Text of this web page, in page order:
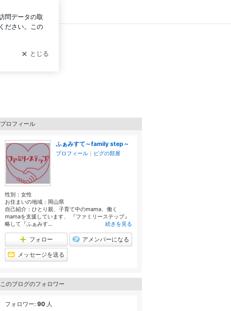
ログイン
プロフィール
ふぁみすて～family step～
プロフィール ｜ ピグの部屋
性別： 女性
お住まいの地域： 岡山県
自己紹介：ひとり親、子育て中のmama、働く
mamaを支援しています、 『ファミリーステップ』
略して『ふぁみす...
続きを見る
フォロー アメンバーになる
メッセージを送る
このブログのフォロワー
フォロワー: 90 人